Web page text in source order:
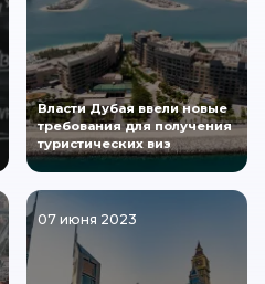
Власти Дубая ввели новые
требования для получения
туристических виз
07 июня 2023